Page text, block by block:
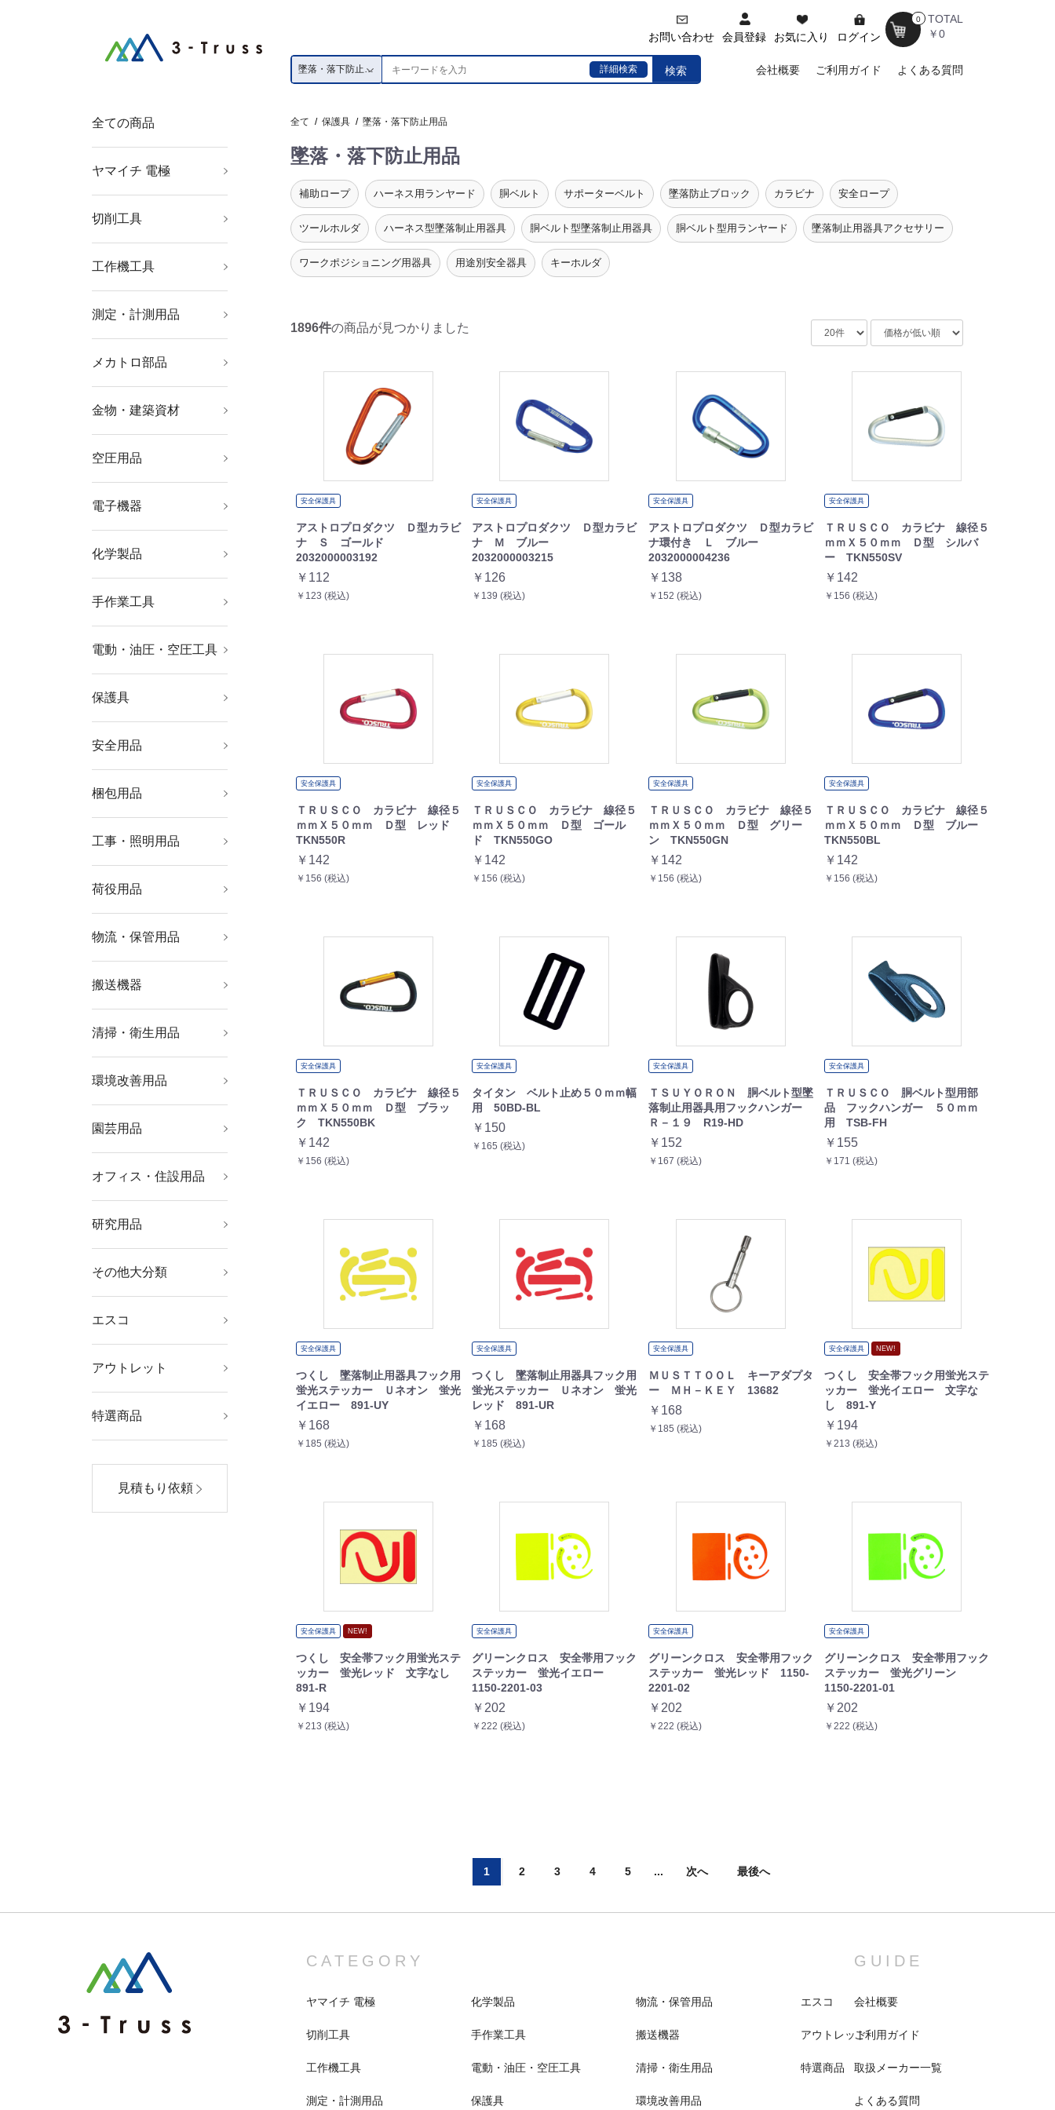
お問い合わせ 会員登録 お気に入り ログイン
0
TOTAL
￥0
検索
詳細検索 会社概要 ご利用ガイド よくある質問
全ての商品
ヤマイチ 電極 ボルト溶接電極
ポイントホルダー
ベントプラグ
ネジチップ
ネジアダプター
ネジチップ用銅ワッシ
チップベース
セラミックガイドピン
ＫＣＦスリーブ
ストレートホルダー
上部電極
シャンク
シム板
ベーク座金
ガイドピン
キャップチップ
下部電極ホルダー
下部電極
インサート電極
真鍮ＢＳホーン
切削工具 穴あけ工具
ねじ切り工具
面取り工具
旋削・フライス加工工
工作機工具 金型用品
ツーリング・治工具
マグネット用品
測定・計測用品 測定工具
光学・精密測定機器
撮影機器
測量用品
工業用計測機器
環境計測機器
メカトロ部品
軸受・駆動機器・伝導
機械部品
工業用素材
金物・建築資材 ねじ・ボルト・ナット
ファスニングツール
キャスター
建築金物
建築資材
航空機関連用品
空圧用品 コンプレッサー
空圧・油圧機器
流体継手・チューブ
工業用フィルター
電子機器 はんだ用品
静電気対策用品
電気・電子部品
電設配線部品
化学製品 接着剤・補修剤
化学製品
手作業工具 工具セット
ソケットレンチ
レンチ・スパナ・プー
ドライバー・六角棒レ
プライヤー・ニッパ・
ハサミ・カッター・鋸
電設工具
水道・空調配管用工具
車輌整備用品
グリス関連用品
板金用工具
クランプ・バイス
ハンマー・刻印・ポン
絶縁用品
防爆用品
工具箱
バックパック・ツール
電動・油圧・空圧工具軸受駆動機器
小型加工機械・電熱器
電動工具
油圧工具
空圧工具
ドライバービット
切断用品
研削研磨用品
保護具 保護メガネ・防災面
ヘルメット・軽作業帽
マスク・耳栓
保護服・防護服
作業手袋
安全靴・作業靴
墜落・落下防止用品
作業服
安全用品 安全用品
標識・標示
梱包用品 シート・ロープ
梱包結束用品
テープ用品
工事・照明用品 土木作業・大工用品
塗装・内装用品
溶接用品
管工機材
ポンプ
発電機
コードリール・延長コ
作業灯・照明用品
はしご・脚立
荷役用品
チェンブロック・クレ
吊りクランプ・スリン
ウインチ・ジャッキ
物流・保管用品 物品棚
作業台
ツールワゴン
工場用保管設備
コンテナ・パレット
収納用品
搬送機器 運搬台車
運搬車輌機器
リフター・ハンドパレ
コンベヤ
清掃・衛生用品 清掃機器
清掃用品
床材用品
労働衛生用品
環境改善用品 暑さ対策用品
寒さ対策用品
冷暖房・空調機器
環境改善機器
害虫・害獣駆除用品
防災・防犯用品
園芸用品 ホース・散水用品
緑化用品
オフィス・住設用品オフィス家具
ＯＡ用品
物置・エクステリア用
文房具
オフィス備品
研究用品 ボトル・容器
厨房用品
研究機器
理化学用品
クリーンルーム関連用
その他大分類 その他中分類
エスコ
電気工事用道具、絶縁
冷凍・空調工具・配管
現場用安全具、標識、
防爆工具、水道・ガス
工作機械用クランプ、
ラント、ミニバイス
切削工具
チェーンブロック、ス
クセサリ、マグネット
リフター
マグネット
ライト・照明器具、電
機械部品
事務用品（筆記具、文
防犯・防災用品、ミラ
道具箱・腰袋、収納ケ
ット、作業台、棚
安全保護具
弱電用工具
ガス・電気溶接、ロウ
建築金物及び家具金物
荷造・包装用品、運搬
はさみ、カッターナイ
たがね、スクレーパ、
ー、ねじ修正工具
ボルト、小ねじ、ナッ
電動工具、発電機、ト
ジャッキ、プーラー、
テスター及び計測器
継手、ホース・結束バ
水栓金具・部品
測定工具
修理・メンテナンス材
屋外作業用品、迷彩・
オイル・グリース用関
エアーコンプレッサ
ーホースリール、空圧
機器
自動車専用整備工具
部品洗浄用品、工業用
粘着テープ、接着剤、
時計用工具、ルーペ、
チ、ヒートカッター
家電、健康器具、日用
板金・石膏・左官・ダ
清掃用品
オフィス機器、ＯＡ用
やすり、砥石、研磨
スパナ、めがね、ソケ
ット、打撃用レンチ
アウトレット
特選商品 AV・デジモノ
スポーツ・レジャー
美容・コスメ
家電
ダイエット・健康
ホビー・エトセトラ
生活用品・インテリ
ファッション
見積もり依頼
全て / 保護具 / 墜落・落下防止用品
墜落・落下防止用品
補助ロープ ハーネス用ランヤード 胴ベルト サポーターベルト 墜落防止ブロック カラビナ 安全ロープ
ツールホルダ ハーネス型墜落制止用器具 胴ベルト型墜落制止用器具 胴ベルト型用ランヤード 墜落制止用器具アクセサリー
ワークポジショニング用器具 用途別安全器具 キーホルダ
1896件の商品が見つかりました
安全保護具
アストロプロダクツ Ｄ型カラビ
ナ Ｓ ゴールド
2032000003192
￥112
￥123 (税込)
安全保護具
アストロプロダクツ Ｄ型カラビ
ナ Ｍ ブルー
2032000003215
￥126
￥139 (税込)
安全保護具
アストロプロダクツ Ｄ型カラビ
ナ環付き Ｌ ブルー
2032000004236
￥138
￥152 (税込)
安全保護具
ＴＲＵＳＣＯ カラビナ 線径５
ｍｍＸ５０ｍｍ Ｄ型 シルバ
ー TKN550SV
￥142
￥156 (税込)
安全保護具
ＴＲＵＳＣＯ カラビナ 線径５
ｍｍＸ５０ｍｍ Ｄ型 レッド
TKN550R
￥142
￥156 (税込)
安全保護具
ＴＲＵＳＣＯ カラビナ 線径５
ｍｍＸ５０ｍｍ Ｄ型 ゴール
ド TKN550GO
￥142
￥156 (税込)
安全保護具
ＴＲＵＳＣＯ カラビナ 線径５
ｍｍＸ５０ｍｍ Ｄ型 グリー
ン TKN550GN
￥142
￥156 (税込)
安全保護具
ＴＲＵＳＣＯ カラビナ 線径５
ｍｍＸ５０ｍｍ Ｄ型 ブルー
TKN550BL
￥142
￥156 (税込)
安全保護具
ＴＲＵＳＣＯ カラビナ 線径５
ｍｍＸ５０ｍｍ Ｄ型 ブラッ
ク TKN550BK
￥142
￥156 (税込)
安全保護具
タイタン ベルト止め５０ｍｍ幅
用 50BD-BL
￥150
￥165 (税込)
安全保護具
ＴＳＵＹＯＲＯＮ 胴ベルト型墜
落制止用器具用フックハンガー
Ｒ－１９ R19-HD
￥152
￥167 (税込)
安全保護具
ＴＲＵＳＣＯ 胴ベルト型用部
品 フックハンガー ５０ｍｍ
用 TSB-FH
￥155
￥171 (税込)
安全保護具
つくし 墜落制止用器具フック用
蛍光ステッカー Ｕネオン 蛍光
イエロー 891-UY
￥168
￥185 (税込)
安全保護具
つくし 墜落制止用器具フック用
蛍光ステッカー Ｕネオン 蛍光
レッド 891-UR
￥168
￥185 (税込)
安全保護具
ＭＵＳＴＴＯＯＬ キーアダプタ
ー ＭＨ－ＫＥＹ 13682
￥168
￥185 (税込)
安全保護具 NEW!
つくし 安全帯フック用蛍光ステ
ッカー 蛍光イエロー 文字な
し 891-Y
￥194
￥213 (税込)
安全保護具 NEW!
つくし 安全帯フック用蛍光ステ
ッカー 蛍光レッド 文字なし
891-R
￥194
￥213 (税込)
安全保護具
グリーンクロス 安全帯用フック
ステッカー 蛍光イエロー
1150-2201-03
￥202
￥222 (税込)
安全保護具
グリーンクロス 安全帯用フック
ステッカー 蛍光レッド 1150-
2201-02
￥202
￥222 (税込)
安全保護具
グリーンクロス 安全帯用フック
ステッカー 蛍光グリーン
1150-2201-01
￥202
￥222 (税込)
1 2 3 4 5 ... 次へ 最後へ
CATEGORY
ヤマイチ 電極
切削工具
工作機工具
測定・計測用品
化学製品
手作業工具
電動・油圧・空圧工具
保護具
物流・保管用品
搬送機器
清掃・衛生用品
環境改善用品
エスコ
アウトレット
特選商品
GUIDE
会社概要
ご利用ガイド
取扱メーカー一覧
よくある質問